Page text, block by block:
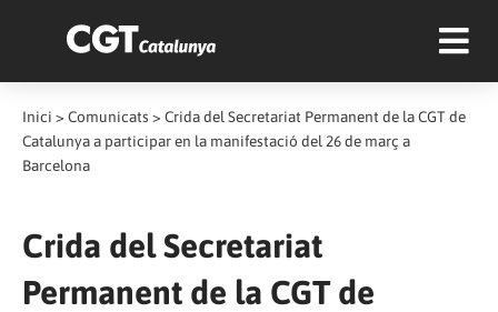
Inici > Comunicats > Crida del Secretariat Permanent de la CGT de
Catalunya a participar en la manifestació del 26 de març a
Barcelona
Crida del Secretariat
Permanent de la CGT de